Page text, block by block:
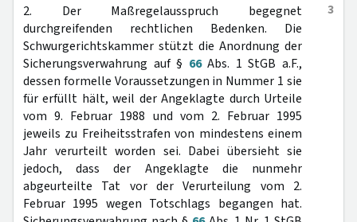
3
2. Der Maßregelausspruch begegnet
durchgreifenden rechtlichen Bedenken. Die
Schwurgerichtskammer stützt die Anordnung der
Sicherungsverwahrung auf § 66Abs. 1 StGB a.F.,
dessen formelle Voraussetzungen in Nummer 1 sie
für erfüllt hält, weil der Angeklagte durch Urteile
vom 9. Februar 1988 und vom 2. Februar 1995
jeweils zu Freiheitsstrafen von mindestens einem
Jahr verurteilt worden sei. Dabei übersieht sie
jedoch, dass der Angeklagte die nunmehr
abgeurteilte Tat vor der Verurteilung vom 2.
Februar 1995 wegen Totschlags begangen hat.